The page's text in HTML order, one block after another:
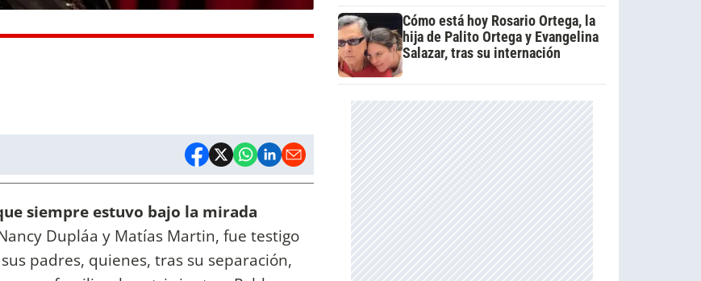
siempre estuvo bajo la mirada
Dupláa y Matías Martin, fue testigo
padres, quienes, tras su separación,
Cómo está hoy Rosario Ortega, la
hija de Palito Ortega y Evangelina
Salazar, tras su internación